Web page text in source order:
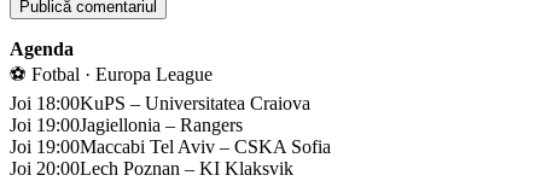
Agenda
⚽ Fotbal · Europa League
Joi 18:00KuPS – Universitatea Craiova
Joi 19:00Jagiellonia – Rangers
Joi 19:00Maccabi Tel Aviv – CSKA Sofia
Joi 20:00Lech Poznan – KI Klaksvik